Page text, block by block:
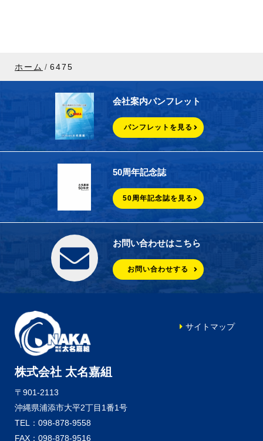
ホーム 6475
会社案内パンフレット
パンフレットを見る
50周年記念誌
50周年記念誌を見る
お問い合わせはこちら
お問い合わせする
株式会社 太名嘉組
〒901-2113
沖縄県浦添市大平2丁目1番1号
TEL：098-878-9558
FAX：098-878-9516
サイトマップ